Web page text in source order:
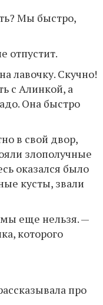
Мы быстро,
отпустит.
лавочку. Скучно!
с Алинкой, а
Она быстро
в свой двор,
злополучные
оказался было
кусты, звали
еще нельзя. —
которого
про